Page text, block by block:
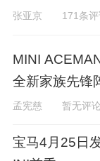
张亚京 171条评
MINI
全新家族先锋
24北京车展
孟宪慈 暂无评论
宝马4月25日